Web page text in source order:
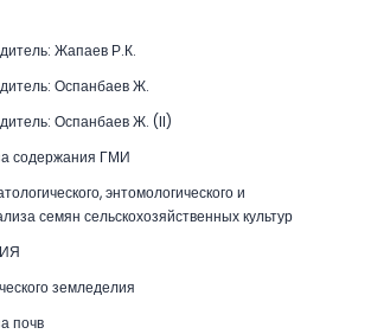
Жапаев Р.К.
Оспанбаев Ж.
Оспанбаев Ж. (II)
содержания ГМИ
энтомологического и
семян сельскохозяйственных культур
земледелия
почв